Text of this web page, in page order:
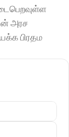
அரச
பிரதம